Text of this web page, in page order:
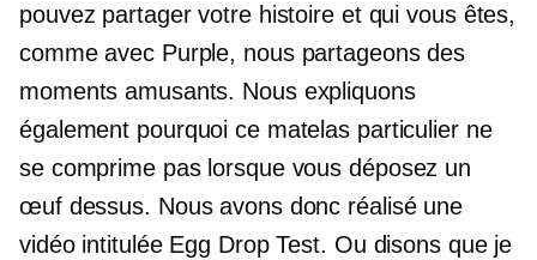
pouvez partager votre histoire et qui vous êtes,
comme avec Purple, nous partageons des
moments amusants. Nous expliquons
également pourquoi ce matelas particulier ne
se comprime pas lorsque vous déposez un
œuf dessus. Nous avons donc réalisé une
vidéo intitulée Egg Drop Test. Ou disons que je